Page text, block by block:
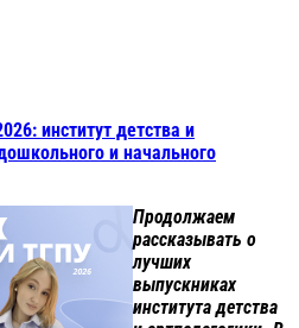
институт детства и
и начального
Продолжаем
рассказывать о
лучших
выпускниках
института детства